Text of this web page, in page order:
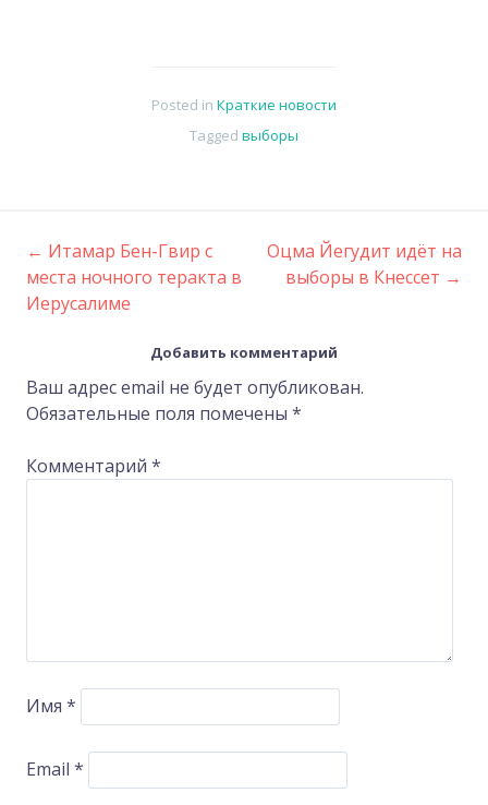
Posted in Краткие новости
Tagged выборы
Post
navigation
← Итамар Бен-Гвир с
места ночного теракта в
Иерусалиме
Оцма Йегудит идёт на
выборы в Кнессет →
Добавить комментарий
Ваш адрес email не будет опубликован.
Обязательные поля помечены *
Комментарий *
Имя *
Email *